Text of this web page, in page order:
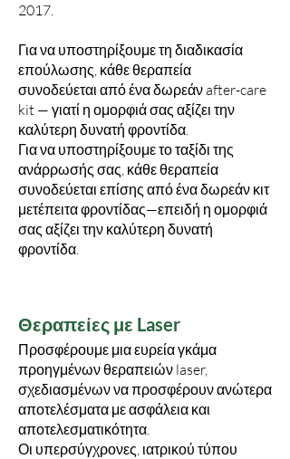
2017.
Για να υποστηρίξουμε τη διαδικασία
επούλωσης, κάθε θεραπεία
συνοδεύεται από ένα δωρεάν after-care
kit — γιατί η ομορφιά σας αξίζει την
καλύτερη δυνατή φροντίδα.
Για να υποστηρίξουμε το ταξίδι της
ανάρρωσής σας, κάθε θεραπεία
συνοδεύεται επίσης από ένα δωρεάν κιτ
μετέπειτα φροντίδας—επειδή η ομορφιά
σας αξίζει την καλύτερη δυνατή
φροντίδα.
Θεραπείες με Laser
Προσφέρουμε μια ευρεία γκάμα
προηγμένων θεραπειών laser,
σχεδιασμένων να προσφέρουν ανώτερα
αποτελέσματα με ασφάλεια και
αποτελεσματικότητα.
Οι υπερσύγχρονες, ιατρικού τύπου